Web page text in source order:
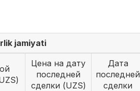
jamiyati
Цена на дату
последней
сделки (UZS)
Дата
последней
сделки